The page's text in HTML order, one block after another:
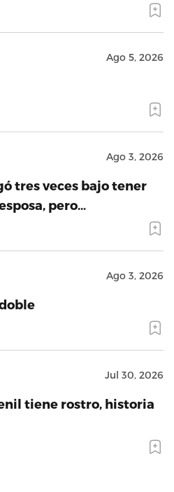
Ago 5, 2026
Ago 3, 2026
tres veces bajo tener
pero…
Ago 3, 2026
Jul 30, 2026
tiene rostro, historia